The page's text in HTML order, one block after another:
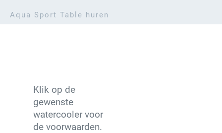
U heeft er geen omkijken
Aqua Sport Table huren
Klik op de
gewenste
watercooler voor
de voorwaarden.